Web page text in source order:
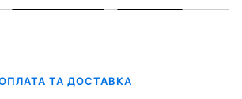
ТА ДОСТАВКА